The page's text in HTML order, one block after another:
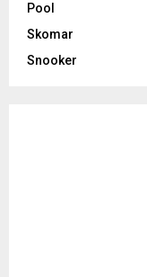
Pool
Skomar
Snooker